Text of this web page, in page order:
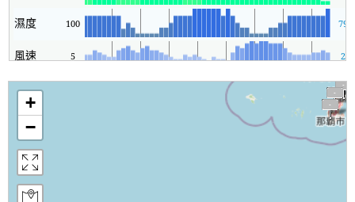
濕度 100 79
風速 5 2
+
−